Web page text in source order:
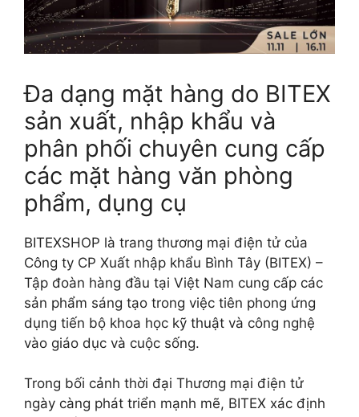
Đa dạng mặt hàng do BITEX
sản xuất, nhập khẩu và
phân phối chuyên cung cấp
các mặt hàng văn phòng
phẩm, dụng cụ
BITEXSHOP là trang thương mại điện tử của
Công ty CP Xuất nhập khẩu Bình Tây (BITEX) –
Tập đoàn hàng đầu tại Việt Nam cung cấp các
sản phẩm sáng tạo trong việc tiên phong ứng
dụng tiến bộ khoa học kỹ thuật và công nghệ
vào giáo dục và cuộc sống.
Trong bối cảnh thời đại Thương mại điện tử
ngày càng phát triển mạnh mẽ, BITEX xác định